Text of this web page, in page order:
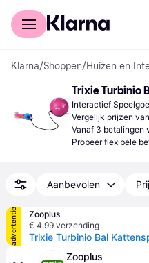
Voor shoppers
Klarna/Shoppen/Huizen en
Trixie Turbinio
Interactief
Vergelijk prijzen
Vanaf 3 betalingen
Probeer flexibele
Aanbevolen
advertentie
Zooplus
€ 4,99 verzending
Zooplus